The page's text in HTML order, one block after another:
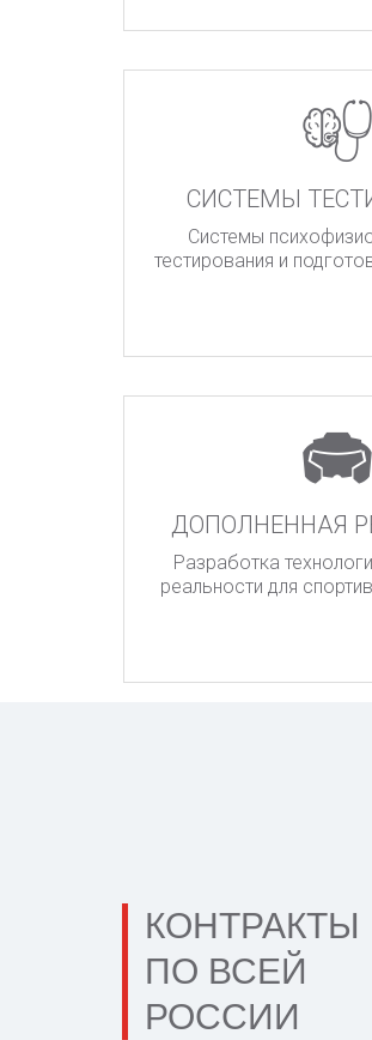
СИСТЕМЫ
Системы
тестирования и
ДОПОЛНЕННАЯ
Разработка
реальности для
КОНТРАКТЫ
ПО ВСЕЙ
РОССИИ